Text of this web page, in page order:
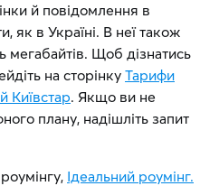
й повідомлення в
як в Україні. В неї також
мегабайтів. Щоб дізнатись
на сторінку Тарифи
Київстар. Якщо ви не
плану, надішліть запит
Ідеальний роумінг.